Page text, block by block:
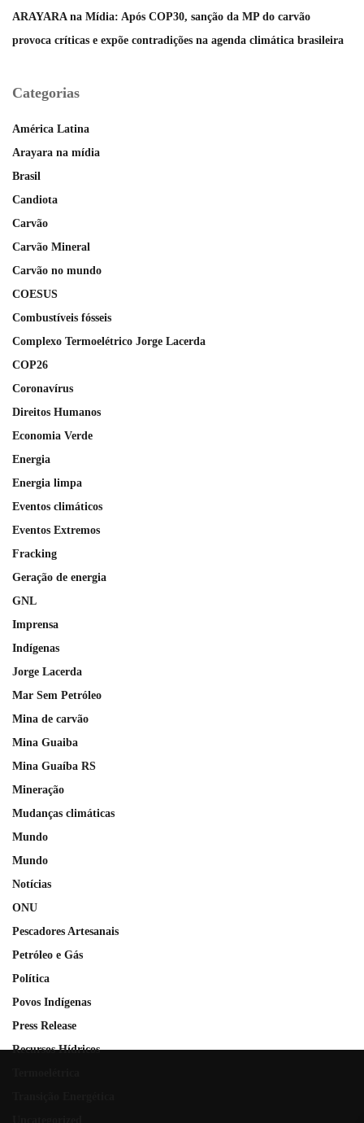
ARAYARA na Mídia: Após COP30, sanção da MP do carvão
provoca críticas e expõe contradições na agenda climática brasileira
Categorias
América Latina
Arayara na mídia
Brasil
Candiota
Carvão
Carvão Mineral
Carvão no mundo
COESUS
Combustíveis fósseis
Complexo Termoelétrico Jorge Lacerda
COP26
Coronavírus
Direitos Humanos
Economia Verde
Energia
Energia limpa
Eventos climáticos
Eventos Extremos
Fracking
Geração de energia
GNL
Imprensa
Indígenas
Jorge Lacerda
Mar Sem Petróleo
Mina de carvão
Mina Guaiba
Mina Guaíba RS
Mineração
Mudanças climáticas
Mundo
Mundo
Notícias
ONU
Pescadores Artesanais
Petróleo e Gás
Política
Povos Indígenas
Press Release
Recursos Hídricos